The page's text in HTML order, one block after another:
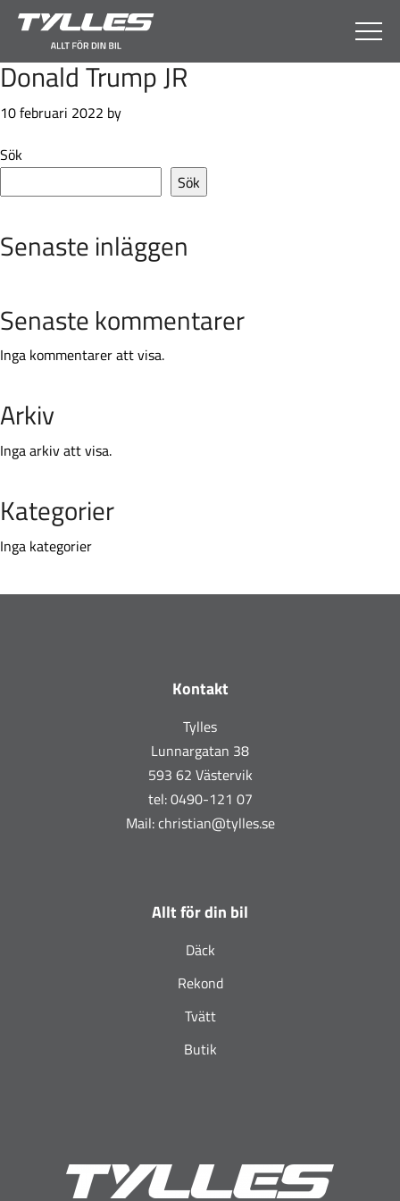
Skip
primary
navigation
Skip
main
content
Skip
primary
sidebar
Skip
footer
Donald Trump JR
10 februari 2022 by
Primary
Sök
Sök
Senaste inläggen
Senaste kommentarer
Inga kommentarer att visa.
Arkiv
Inga arkiv att visa.
Kategorier
Inga kategorier
Kontakt
Tylles
Lunnargatan 38
593 62 Västervik
tel: 0490-121 07
Mail:christian@tylles.se
Allt för din bil
Däck
Rekond
Tvätt
Butik